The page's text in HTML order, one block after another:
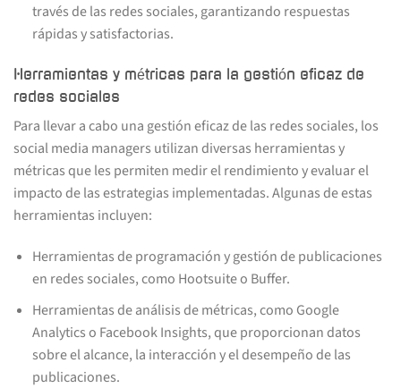
través de las redes sociales, garantizando respuestas
rápidas y satisfactorias.
Herramientas y métricas para la gestión eficaz de
redes sociales
Para llevar a cabo una gestión eficaz de las redes sociales, los
social media managers utilizan diversas herramientas y
métricas que les permiten medir el rendimiento y evaluar el
impacto de las estrategias implementadas. Algunas de estas
herramientas incluyen:
Herramientas de programación y gestión de publicaciones
en redes sociales, como Hootsuite o Buffer.
Herramientas de análisis de métricas, como Google
Analytics o Facebook Insights, que proporcionan datos
sobre el alcance, la interacción y el desempeño de las
publicaciones.